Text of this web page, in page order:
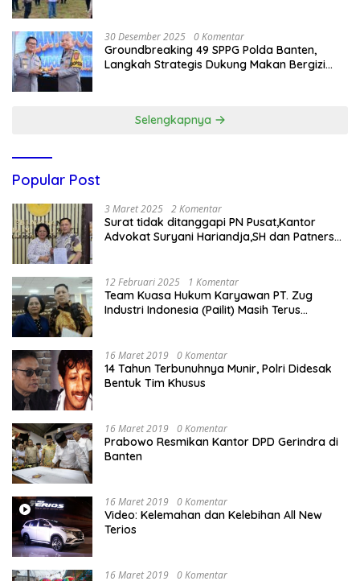
30 Desember 2025 0 Komentar
Groundbreaking 49 SPPG Polda Banten,
Langkah Strategis Dukung Makan Bergizi
Selengkapnya
Popular Post
3 Maret 2025 2 Komentar
Surat tidak ditanggapi PN Pusat,Kantor
Advokat Suryani Hariandja,SH dan Patners
12 Februari 2025 1 Komentar
Team Kuasa Hukum Karyawan PT. Zug
Industri Indonesia (Pailit) Masih Terus
16 Maret 2019 0 Komentar
14 Tahun Terbunuhnya Munir, Polri Didesak
Bentuk Tim Khusus
16 Maret 2019 0 Komentar
Prabowo Resmikan Kantor DPD Gerindra di
Banten
16 Maret 2019 0 Komentar
Video: Kelemahan dan Kelebihan All New
Terios
16 Maret 2019 0 Komentar